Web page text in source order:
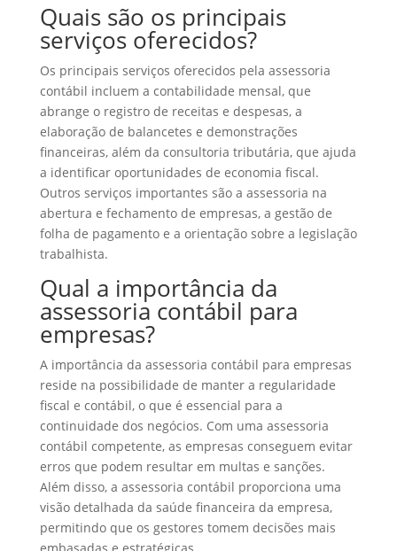
Quais são os principais
serviços oferecidos?
Os principais serviços oferecidos pela assessoria
contábil incluem a contabilidade mensal, que
abrange o registro de receitas e despesas, a
elaboração de balancetes e demonstrações
financeiras, além da consultoria tributária, que ajuda
a identificar oportunidades de economia fiscal.
Outros serviços importantes são a assessoria na
abertura e fechamento de empresas, a gestão de
folha de pagamento e a orientação sobre a legislação
trabalhista.
Qual a importância da
assessoria contábil para
empresas?
A importância da assessoria contábil para empresas
reside na possibilidade de manter a regularidade
fiscal e contábil, o que é essencial para a
continuidade dos negócios. Com uma assessoria
contábil competente, as empresas conseguem evitar
erros que podem resultar em multas e sanções.
Além disso, a assessoria contábil proporciona uma
visão detalhada da saúde financeira da empresa,
permitindo que os gestores tomem decisões mais